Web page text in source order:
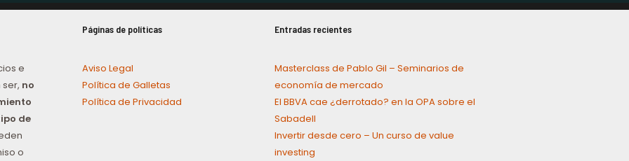
e
no
de
o
Páginas de políticas
Aviso Legal
Política de Galletas
Política de Privacidad
Entradas recientes
Masterclass de Pablo Gil – Seminarios de
economía de mercado
El BBVA cae ¿derrotado? en la OPA sobre el
Sabadell
Invertir desde cero – Un curso de value
investing